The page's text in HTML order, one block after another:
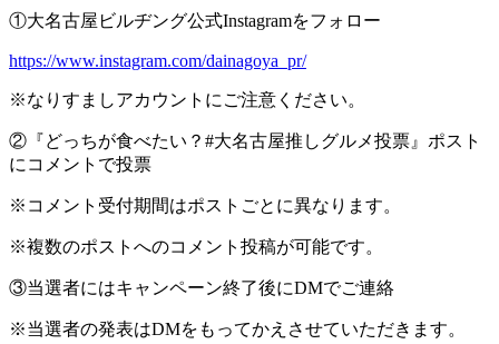
①大名古屋ビルヂング公式Instagramをフォロー
https://www.instagram.com/dainagoya_pr/
※なりすましアカウントにご注意ください。
②『どっちが食べたい？#大名古屋推しグルメ投票』ポスト
にコメントで投票
※コメント受付期間はポストごとに異なります。
※複数のポストへのコメント投稿が可能です。
③当選者にはキャンペーン終了後にDMでご連絡
※当選者の発表はDMをもってかえさせていただきます。